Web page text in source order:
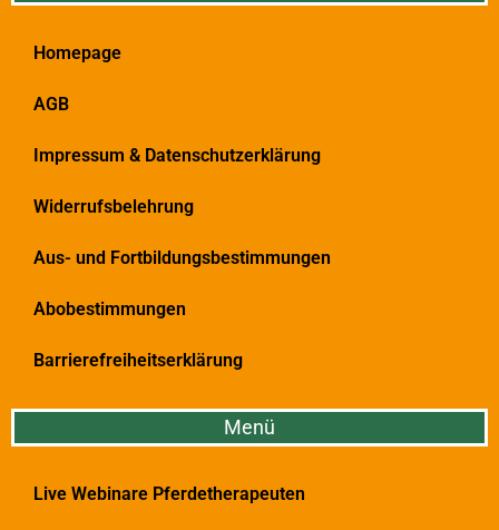
Homepage
AGB
Impressum & Datenschutzerklärung
Widerrufsbelehrung
Aus- und Fortbildungsbestimmungen
Abobestimmungen
Barrierefreiheitserklärung
Menü
Live Webinare Pferdetherapeuten